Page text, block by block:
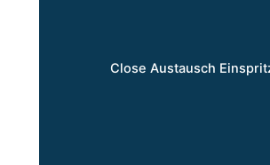
Close Austausch